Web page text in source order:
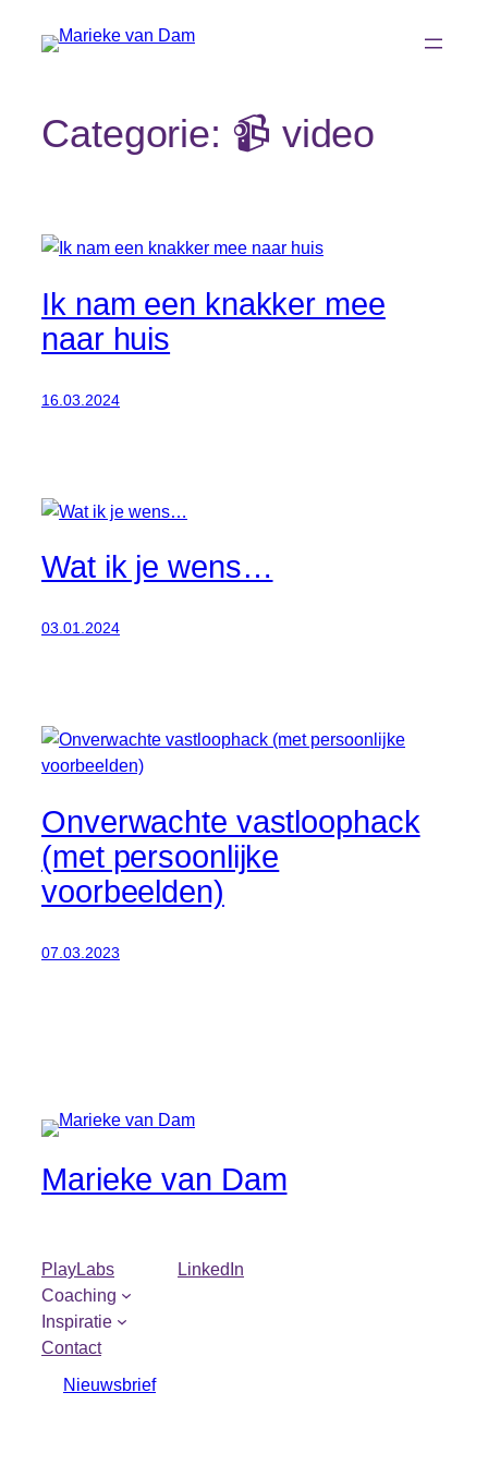
naar
Categorie: 📹 video
Ik nam een knakker mee
naar huis
16.03.2024
Wat ik je wens…
03.01.2024
Onverwachte vastloophack
(met persoonlijke
voorbeelden)
07.03.2023
Marieke van Dam
PlayLabs
Coaching
Inspiratie
Contact
Nieuwsbrief
LinkedIn